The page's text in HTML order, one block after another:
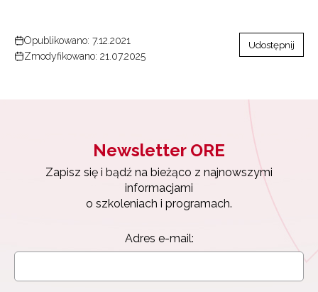
Opublikowano: 7.12.2021
Zmodyfikowano: 21.07.2025
Udostępnij
Newsletter ORE
Zapisz się i bądź na bieżąco z najnowszymi
informacjami
o szkoleniach i programach.
Adres e-mail:
Zapisz się i bądź na bieżąco z najnowszymi
Adres e-mail:
Wyrażam zgodę na przetwarzanie moich danych
Zapisuję się